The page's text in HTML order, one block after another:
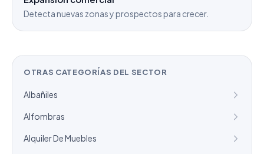
Detecta nuevas zonas y prospectos para crecer.
OTRAS CATEGORÍAS DEL SECTOR
Albañiles
Alfombras
Alquiler De Muebles